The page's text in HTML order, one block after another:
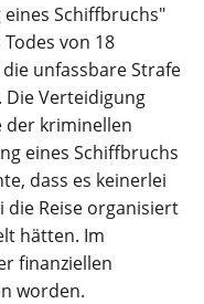
Schiffbruchs"
von 18
unfassbare Strafe
Die Verteidigung
der kriminellen
eines Schiffbruchs
dass es keinerlei
die Reise organisiert
hätten. Im
finanziellen
worden.